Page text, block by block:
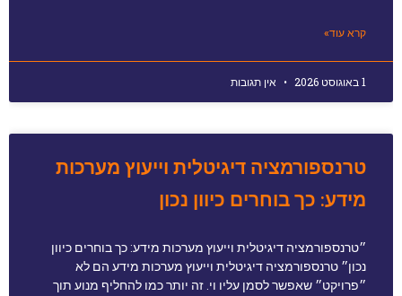
קרא עוד»
1 באוגוסט 2026 אין תגובות
טרנספורמציה דיגיטלית וייעוץ מערכות
מידע: כך בוחרים כיוון נכון
״טרנספורמציה דיגיטלית וייעוץ מערכות מידע: כך בוחרים כיוון
נכון״ טרנספורמציה דיגיטלית וייעוץ מערכות מידע הם לא
״פרויקט״ שאפשר לסמן עליו וי. זה יותר כמו להחליף מנוע תוך